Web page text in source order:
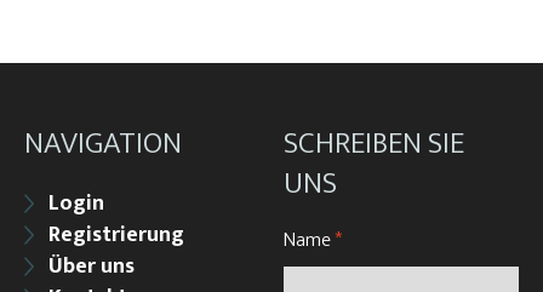
NAVIGATION
Login
Registrierung
Über uns
SCHREIBEN SIE
UNS
Name*